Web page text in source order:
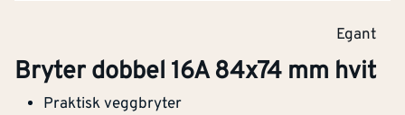
Egant
Bryter dobbel 16A 84x74 mm hvit
Praktisk veggbryter